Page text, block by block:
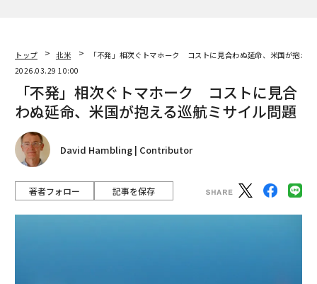
トップ 北米
「不発」相次ぐトマホーク コストに見合わぬ延命、米国が抱え
2026.03.29 10:00
「不発」相次ぐトマホーク コストに見合
わぬ延命、米国が抱える巡航ミサイル問題
David Hambling | Contributor
著者フォロー 記事を保存